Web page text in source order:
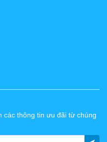
thông tin ưu đãi từ chúng